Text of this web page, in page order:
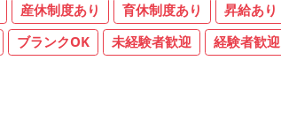
産休制度あり 育休制度あり 昇給あり
ブランクOK 未経験者歓迎 経験者歓迎